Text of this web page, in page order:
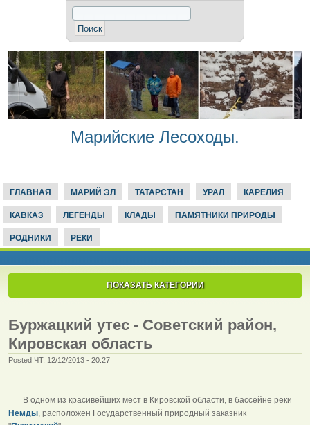
Марийские Лесоходы.
ГЛАВНАЯ МАРИЙ ЭЛ ТАТАРСТАН УРАЛ КАРЕЛИЯ
КАВКАЗ ЛЕГЕНДЫ КЛАДЫ ПАМЯТНИКИ ПРИРОДЫ
РОДНИКИ РЕКИ
ПОКАЗАТЬ КАТЕГОРИИ
Буржацкий утес - Советский район,
Кировская область
Posted ЧТ, 12/12/2013 - 20:27
В одном из красивейших мест в Кировской области, в бассейне реки
Немды, расположен Государственный природный заказник